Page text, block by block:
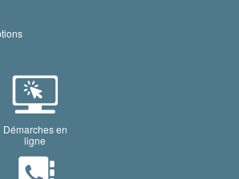
Démarches en
ligne